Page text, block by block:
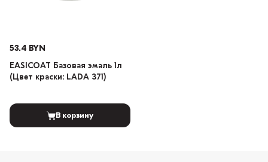
53.4 BYN
EASICOAT Базовая эмаль 1л
(Цвет краски: LADA 371)
В корзину